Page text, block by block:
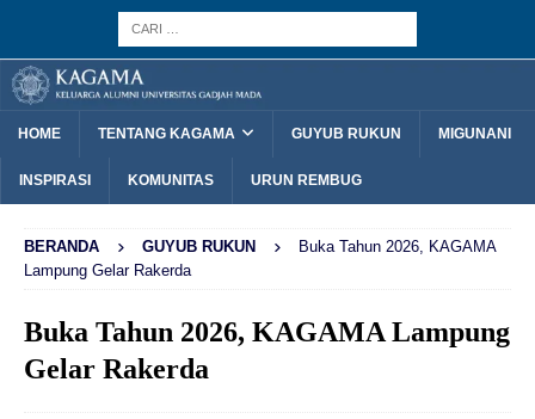
HOME TENTANG KAGAMA GUYUB RUKUN MIGUNANI
INSPIRASI KOMUNITAS URUN REMBUG
BERANDA GUYUB RUKUN
Buka Tahun 2026, KAGAMA
Lampung Gelar Rakerda
Buka Tahun 2026, KAGAMA Lampung
Gelar Rakerda